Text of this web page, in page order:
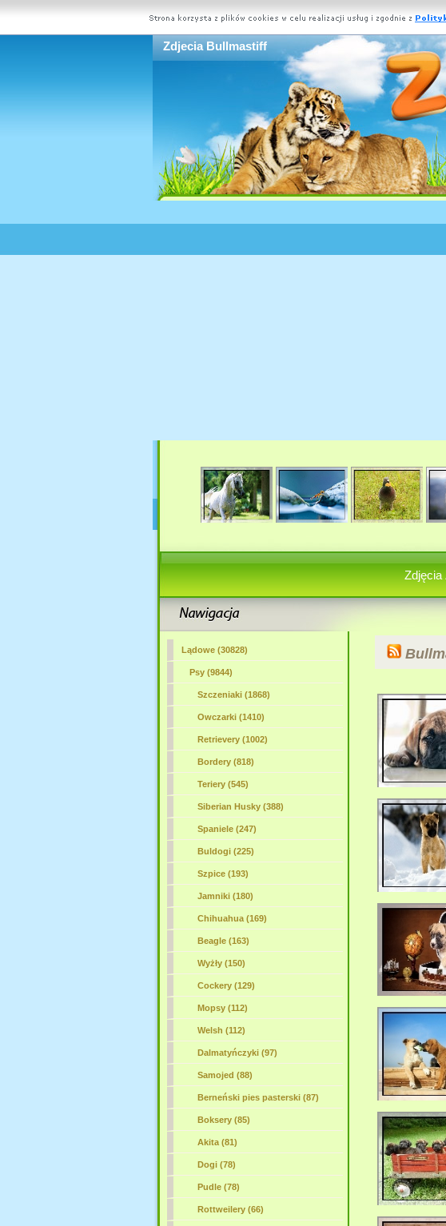
Zdjecia Bullmastiff
Zdjęcia
Lądowe (30828)
Psy (9844)
Szczeniaki (1868)
Owczarki (1410)
Retrievery (1002)
Bordery (818)
Teriery (545)
Siberian Husky (388)
Spaniele (247)
Buldogi (225)
Szpice (193)
Jamniki (180)
Chihuahua (169)
Beagle (163)
Wyżły (150)
Cockery (129)
Mopsy (112)
Welsh (112)
Dalmatyńczyki (97)
Samojed (88)
Berneński pies pasterski (87)
Boksery (85)
Akita (81)
Dogi (78)
Pudle (78)
Rottweilery (66)